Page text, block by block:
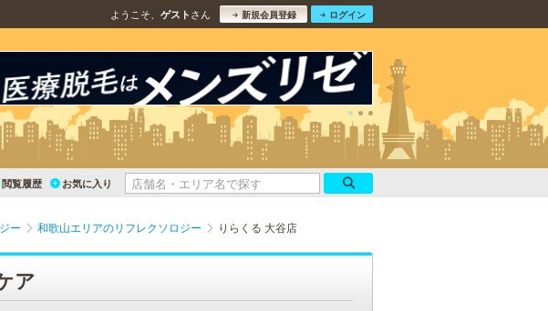
ようこそ、 ゲスト さん 新規会員登録 ログイン
閲覧履歴 お気に入り
ー 和歌山エリアのリフレクソロジー りらくる 大谷店
ア